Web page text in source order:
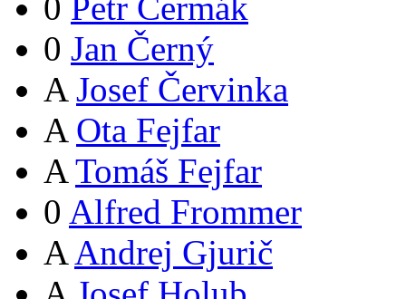
0 Jan Černý
A Josef Červinka
A Ota Fejfar
A Tomáš Fejfar
0 Alfred Frommer
A Andrej Gjurič